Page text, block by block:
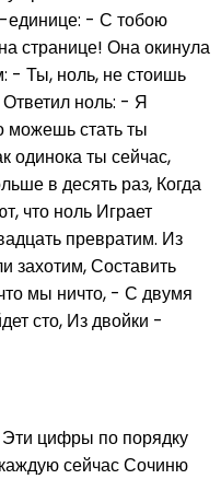
единице: - С тобою
странице! Она окинула
- Ты, ноль, не стоишь
ноль: - Я
можешь стать ты
одинока ты сейчас,
в десять раз, Когда
что ноль Играет
превратим. Из
захотим, Составить
мы ничто, - С двумя
сто, Из двойки -
Эти цифры по порядку
сейчас Сочиню